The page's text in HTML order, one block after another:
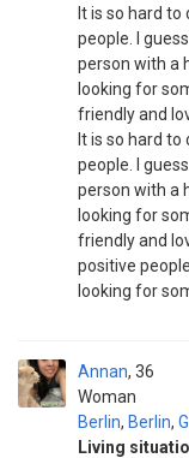
It is so hard
people. I
person with a
looking for
friendly and
It is so hard
people. I
person with a
looking for
friendly and
positive
looking for
Annan
Woman
36
Berlin, Berlin,
Living